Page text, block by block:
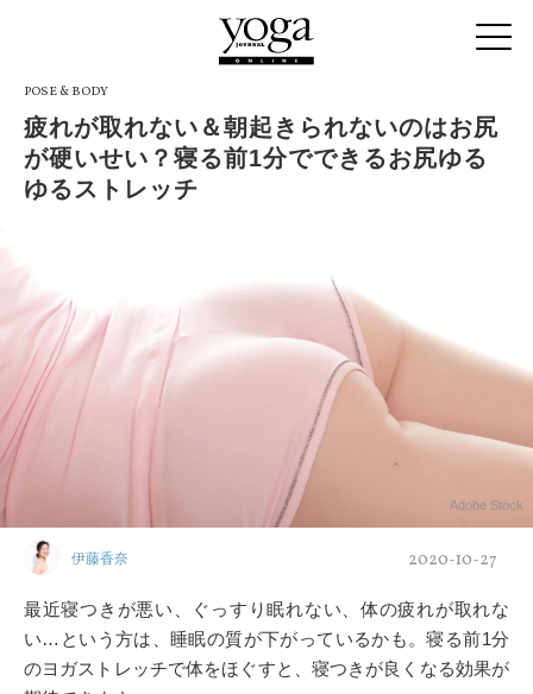
POSE & BODY
疲れが取れない＆朝起きられないのはお尻
が硬いせい？寝る前1分でできるお尻ゆる
ゆるストレッチ
Adobe Stock
伊藤香奈 2020-10-27
最近寝つきが悪い、ぐっすり眠れない、体の疲れが取れな
い…という方は、睡眠の質が下がっているかも。寝る前1分
のヨガストレッチで体をほぐすと、寝つきが良くなる効果が